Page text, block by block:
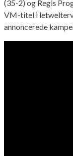
(35-2) og Regis
VM-titel i
annoncerede